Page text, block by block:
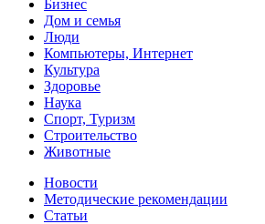
Бизнес
Дом и семья
Люди
Компьютеры, Интернет
Культура
Здоровье
Наука
Спорт, Туризм
Строительство
Животные
Новости
Методические рекомендации
Статьи